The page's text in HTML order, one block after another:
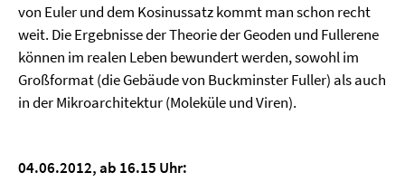
von Euler und dem Kosinussatz kommt man schon recht
weit. Die Ergebnisse der Theorie der Geoden und Fullerene
können im realen Leben bewundert werden, sowohl im
Großformat (die Gebäude von Buckminster Fuller) als auch
in der Mikroarchitektur (Moleküle und Viren).
04.06.2012, ab 16.15 Uhr: